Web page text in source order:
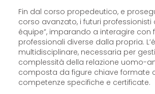
Fin dal corso propedeutico, e
corso avanzato, i futuri professionisti
équipe”, imparando a interagire con
professionali diverse dalla propria.
multidisciplinare, necessaria per
complessità della relazione uomo-
composta da figure chiave formate
competenze specifiche e certificate.